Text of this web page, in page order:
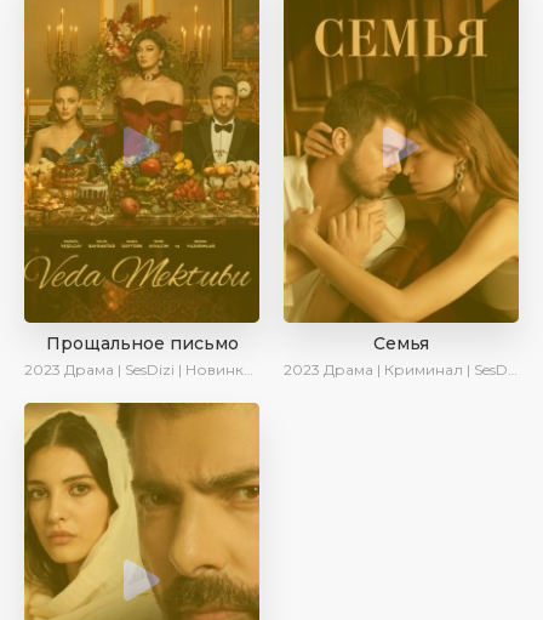
Прощальное письмо
2023 Драма | SesDizi | Новинки | Сериалы 2023
Семья
2023 Драма | Криминал | SesDizi | Ирина Котова | AveTurk | Сериалы 2023